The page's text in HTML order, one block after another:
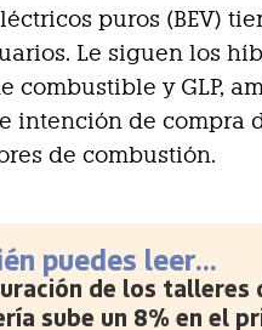
puros (BEV)
Le siguen los
combustible y GLP,
intención de compra
de combustión.
puedes leer...
de los talleres
sube un 8% en el